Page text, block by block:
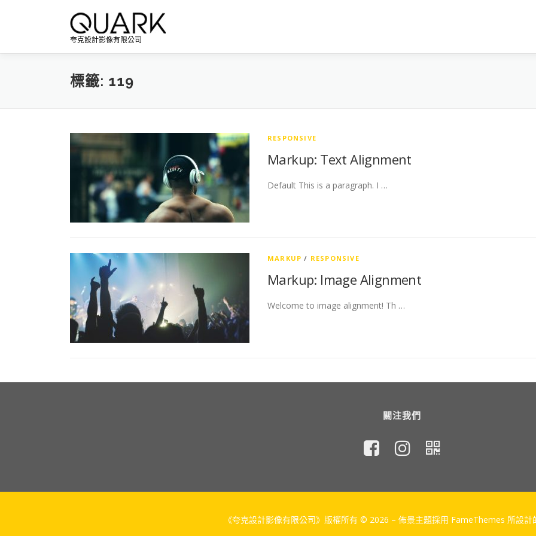
夸克設計影像有限公司
標籤: 119
RESPONSIVE
Markup: Text Alignment
Default This is a paragraph. I …
MARKUP / RESPONSIVE
Markup: Image Alignment
Welcome to image alignment! Th …
關注我們
《夸克設計影像有限公司》版權所有 © 2026 – 佈景主題採用 FameThemes 所設計